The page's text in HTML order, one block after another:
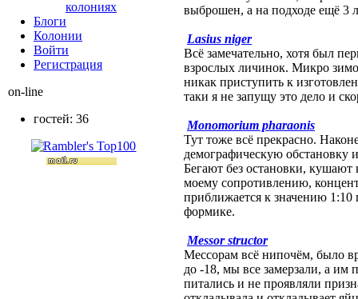
выброшен, а на подходе ещё 3
Lasius niger
Всё замечательно, хотя был
взрослых личинок. Микро
никак приступить к
таки я не запущу это дело и
Monomorium pharaonis
Тут тоже всё прекрасно.
демографическую обстановку
Бегают без остановки,
моему сопротивлению,
приближается к значению 1:10
формике.
Messor structor
Мессорам всё нипочём, было
до -18, мы все замерзали, а им
питались и не проявляли
колониях
Блоги
Колонии
Войти
Peгиcтpaция
on-line
гостей: 36